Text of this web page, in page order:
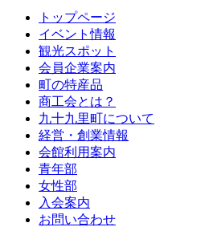
トップページ
イベント情報
観光スポット
会員企業案内
町の特産品
商工会とは？
九十九里町について
経営・創業情報
会館利用案内
青年部
女性部
入会案内
お問い合わせ